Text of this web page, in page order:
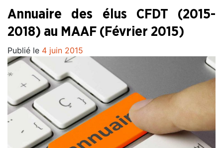
Annuaire des élus CFDT (2015-
2018) au MAAF (Février 2015)
Publié le 4 juin 2015